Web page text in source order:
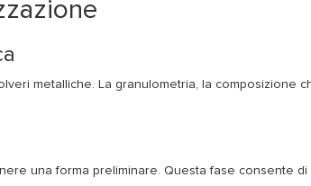
metalliche. La granulometria, la composizione
una forma preliminare. Questa fase consente